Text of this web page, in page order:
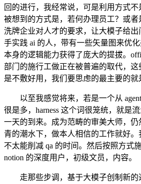
回的进行，我经常说，可是利用方式
被想到的方式是，若何办理员工？或
洗牌企业对人才的要求，让大模子给
手实践 ai 的人，带有一些矢量图来优
本身的逻辑能力获得了庞大的提拔。
部门的施行工做正在被普遍的取代，这
是不敷好用，我们要思虑的最主要的就
以至我感觉将来，若是一个从
很是多，harness 这个词很笼统，就是
一天的到来。成为范畴的审美大师，
青的潮水下，做本人相信的工作就好
不太能削减 qa 的时间。然后按照方式
notion 的深度用户，初级文员，内容。
走那些步调，基于大模子创制新的逛